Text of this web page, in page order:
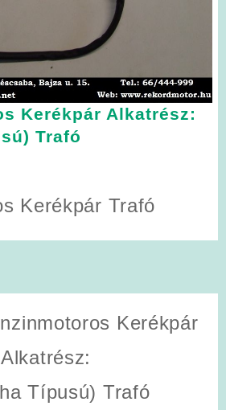
Kerékpár Alkatrész:
Trafó
Kerékpár Trafó
Kerékpár
Alkatrész:
Típusú) Trafó